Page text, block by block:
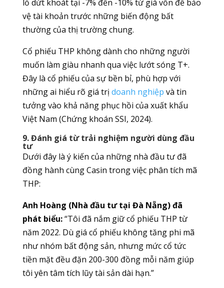
lỗ dứt khoát tại -7% đến -10% từ giá vốn để bảo
vệ tài khoản trước những biến động bất
thường của thị trường chung.
Cổ phiếu THP không dành cho những người
muốn làm giàu nhanh qua việc lướt sóng T+.
Đây là cổ phiếu của sự bền bỉ, phù hợp với
những ai hiểu rõ giá trị doanh nghiệp và tin
tưởng vào khả năng phục hồi của xuất khẩu
Việt Nam (Chứng khoán SSI, 2024).
9. Đánh giá từ trải nghiệm người dùng đầu
tư
Dưới đây là ý kiến của những nhà đầu tư đã
đồng hành cùng Casin trong việc phân tích mã
THP:
Anh Hoàng (Nhà đầu tư tại Đà Nẵng) đã
phát biểu:“Tôi đã nắm giữ cổ phiếu THP từ
năm 2022. Dù giá cổ phiếu không tăng phi mã
như nhóm bất động sản, nhưng mức cổ tức
tiền mặt đều đặn 200-300 đồng mỗi năm giúp
tôi yên tâm tích lũy tài sản dài hạn.”